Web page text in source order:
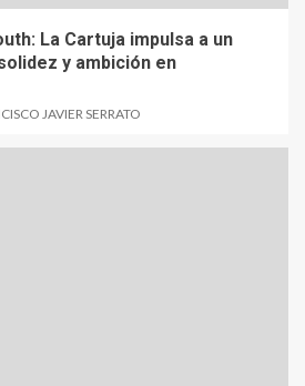
La Cartuja impulsa a un
y ambición en
JAVIER SERRATO